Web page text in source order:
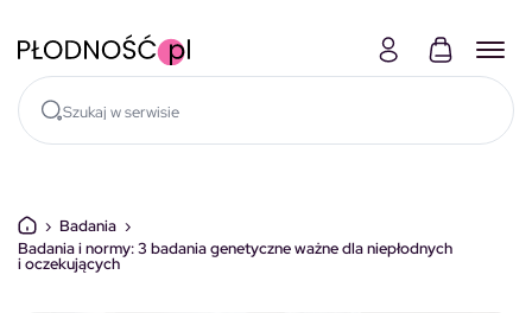
› Badania ›
Badania i normy: 3 badania genetyczne ważne dla niepłodnych
i oczekujących